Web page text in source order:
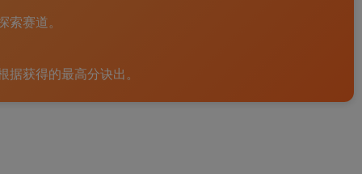
赛道。
获得的最高分诀出。